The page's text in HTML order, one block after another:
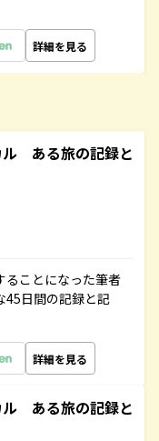
詳細を見る
ル ある旅の記録と
ることになった筆者
45日間の記録と記
詳細を見る
ル ある旅の記録と